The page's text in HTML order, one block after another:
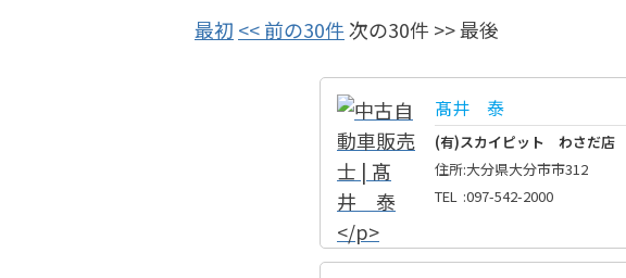
最初 << 前の30件次の30件 >> 最後
髙井 泰
(有)スカイピット わさだ店
住所:大分県大分市市312
TEL :097-542-2000